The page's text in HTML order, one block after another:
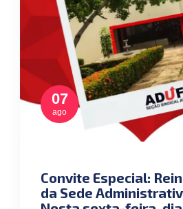
07
ago
Convite Especial:
da Sede